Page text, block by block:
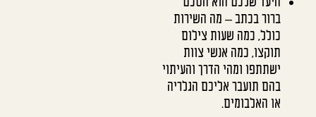
ברור בכתב – מה השירות
כולל, כמה שעות צילום
תוקצו, כמה אנשי צוות
ישתתפו ומהי הדרך והעיתוי
בהם תועבר אליכם הגלריה
או האלבומים.